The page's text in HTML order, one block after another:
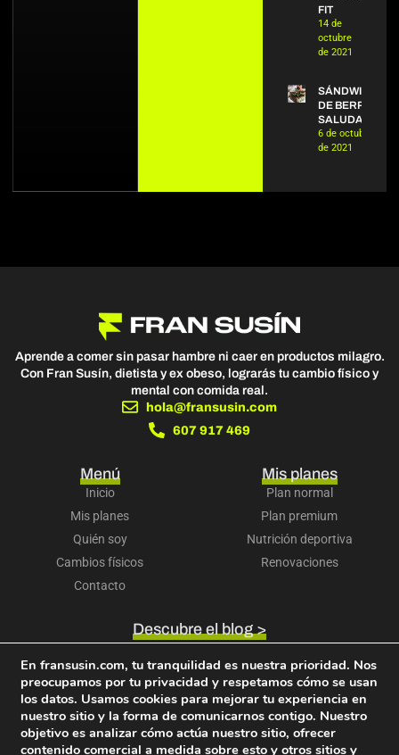
FIT
14 de
octubre
de 2021
SÁNDWICH
DE BERROS
SALUDABLE
6 de octubre
de 2021
Aprende a comer sin pasar hambre ni caer en productos milagro.
Con Fran Susín, dietista y ex obeso, lograrás tu cambio físico y
mental con comida real.
hola@fransusin.com
607 917 469
Menú
Inicio
Mis planes
Quién soy
Cambios físicos
Contacto
Mis planes
Plan normal
Plan premium
Nutrición deportiva
Renovaciones
Descubre el blog >
Descubre mi libro >
Términos y condiciones
Política de privacidad
Política de cookies
Aviso legal
Política de devoluciones
En fransusin.com, tu tranquilidad es nuestra prioridad. Nos
preocupamos por tu privacidad y respetamos cómo se usan
los datos. Usamos cookies para mejorar tu experiencia en
nuestro sitio y la forma de comunicarnos contigo. Nuestro
objetivo es analizar cómo actúa nuestro sitio, ofrecer
contenido comercial a medida sobre esto y otros sitios y